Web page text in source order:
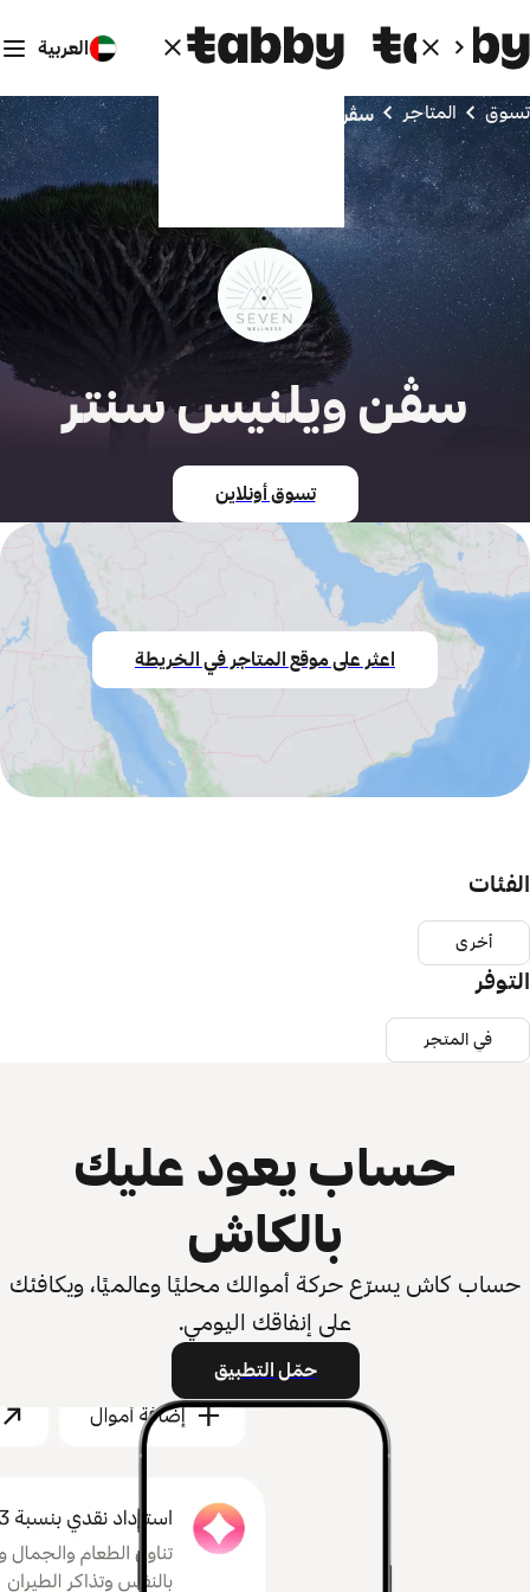
العربية
تسوق المتاجر سڤن ويلنيس سنتر
سڤن ويلنيس سنتر
تسوق أونلاين
اعثر على موقع المتاجر في الخريطة
الفئات
أخرى
التوفر
في المتجر
حساب يعود عليك
بالكاش
حساب كاش يسرّع حركة أموالك محليًا وعالميًا، ويكافئك
على إنفاقك اليومي.
حمّل التطبيق